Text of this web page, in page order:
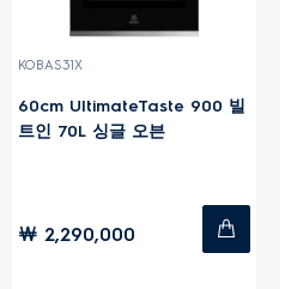
KOBAS31X
60cm UltimateTaste 900 빌
트인 70L 싱글 오븐
￦ 2,290,000